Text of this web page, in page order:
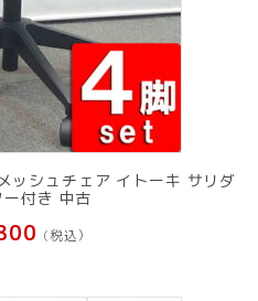
ッシュチェア イトーキ サリダ
ー付き 中古
(税込）